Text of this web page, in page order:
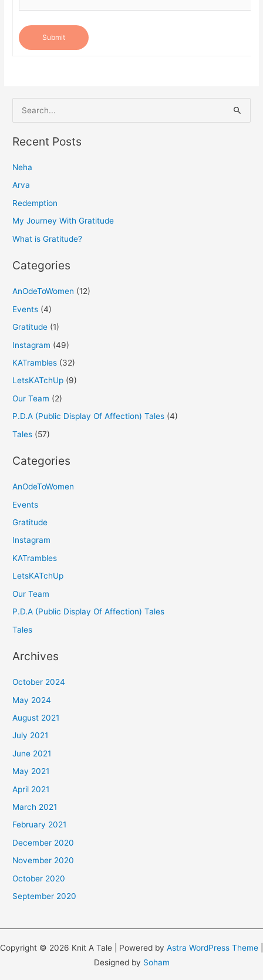
Submit
e
a
c
h
f
o
Recent Posts
Neha
Arva
Redemption
My Journey With Gratitude
What is Gratitude?
Categories
AnOdeToWomen (12)
Events (4)
Gratitude (1)
Instagram (49)
KATrambles (32)
LetsKATchUp (9)
Our Team (2)
P.D.A (Public Display Of Affection) Tales (4)
Tales (57)
Categories
AnOdeToWomen
Events
Gratitude
Instagram
KATrambles
LetsKATchUp
Our Team
P.D.A (Public Display Of Affection) Tales
Tales
Archives
October 2024
May 2024
August 2021
July 2021
June 2021
May 2021
April 2021
March 2021
February 2021
December 2020
November 2020
October 2020
September 2020
Copyright © 2026 Knit A Tale | Powered by Astra WordPress Theme
Designed by Soham